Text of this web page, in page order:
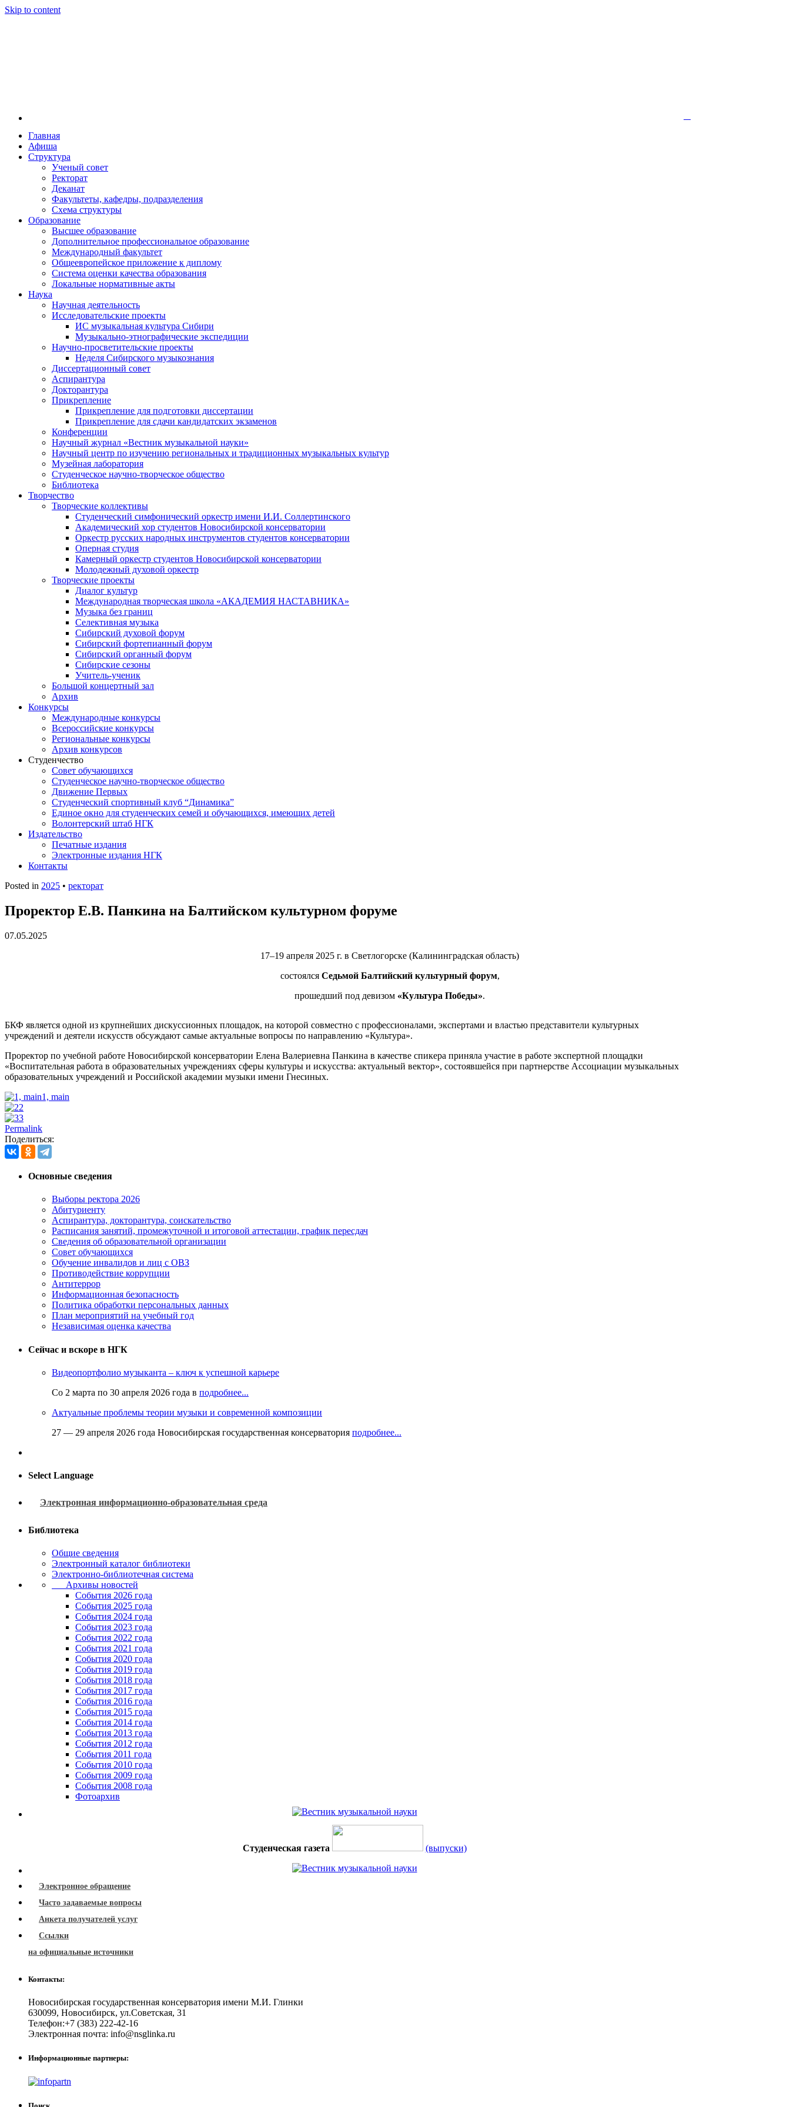
Skip to content
Новосибирская государственная консерватория имени М. И. Глинки
Новосибирская государственная консерватория имени М. И. Глинки — высшее музыкальное учебное заведение в Новосибирске. Основанная в 1956
году распоряжением совмина РСФСР и указом министерства культуры РСФСР, консерватория стала первым музыкальным высшим учебным
заведением в Сибири[2] и до сих пор остаётся единственным за пределами европейской части России[3]. С 1957 года она носит имя Михаила Ивановича
Глинки.
Главная
Афиша
Структура
Ученый совет
Ректорат
Деканат
Факультеты, кафедры, подразделения
Схема структуры
Образование
Высшее образование
Дополнительное профессиональное образование
Международный факультет
Общеевропейское приложение к диплому
Система оценки качества образования
Локальные нормативные акты
Наука
Научная деятельность
Исследовательские проекты
ИС музыкальная культура Сибири
Музыкально-этнографические экспедиции
Научно-просветительские проекты
Неделя Сибирского музыкознания
Диссертационный совет
Аспирантура
Докторантура
Прикрепление
Прикрепление для подготовки диссертации
Прикрепление для сдачи кандидатских экзаменов
Конференции
Научный журнал «Вестник музыкальной науки»
Научный центр по изучению региональных и традиционных музыкальных культур
Музейная лаборатория
Студенческое научно-творческое общество
Библиотека
Творчество
Творческие коллективы
Студенческий симфонический оркестр имени И.И. Соллертинского
Академический хор студентов Новосибирской консерватории
Оркестр русских народных инструментов студентов консерватории
Оперная студия
Камерный оркестр студентов Новосибирской консерватории
Молодежный духовой оркестр
Творческие проекты
Диалог культур
Международная творческая школа «АКАДЕМИЯ НАСТАВНИКА»
Музыка без границ
Селективная музыка
Сибирский духовой форум
Сибирский фортепианный форум
Сибирский органный форум
Сибирские сезоны
Учитель-ученик
Большой концертный зал
Архив
Конкурсы
Международные конкурсы
Всероссийские конкурсы
Региональные конкурсы
Архив конкурсов
Студенчество
Совет обучающихся
Студенческое научно-творческое общество
Движение Первых
Студенческий спортивный клуб “Динамика”
Единое окно для студенческих семей и обучающихся, имеющих детей
Волонтерский штаб НГК
Издательство
Печатные издания
Электронные издания НГК
Контакты
Posted in 2025 • ректорат
Проректор Е.В. Панкина на Балтийском культурном форуме
07.05.2025
17–19 апреля 2025 г. в Светлогорске (Калининградская область)
состоялся Седьмой Балтийский культурный форум,
прошедший под девизом «Культура Победы».
БКФ является одной из крупнейших дискуссионных площадок, на которой совместно с профессионалами, экспертами и властью представители культурных
учреждений и деятели искусств обсуждают самые актуальные вопросы по направлению «Культура».
Проректор по учебной работе Новосибирской консерватории Елена Валериевна Панкина в качестве спикера приняла участие в работе экспертной площадки
«Воспитательная работа в образовательных учреждениях сферы культуры и искусства: актуальный вектор», состоявшейся при партнерстве Ассоциации музыкальных
образовательных учреждений и Российской академии музыки имени Гнесиных.
1, main
2
3
Permalink
Поделиться:
Основные сведения
Выборы ректора 2026
Абитуриенту
Аспирантура, докторантура, соискательство
Расписания занятий, промежуточной и итоговой аттестации, график пересдач
Сведения об образовательной организации
Совет обучающихся
Обучение инвалидов и лиц с ОВЗ
Противодействие коррупции
Антитеррор
Информационная безопасность
Политика обработки персональных данных
План мероприятий на учебный год
Независимая оценка качества
Сейчас и вскоре в НГК
Видеопортфолио музыканта – ключ к успешной карьере
Со 2 марта по 30 апреля 2026 года в подробнее...
Актуальные проблемы теории музыки и современной композиции
27 — 29 апреля 2026 года Новосибирская государственная консерватория подробнее...
Select Language
Электронная информационно-образовательная среда
Библиотека
Общие сведения
Электронный каталог библиотеки
Электронно-библиотечная система
Архивы новостей
Cобытия 2026 года
События 2025 года
События 2024 года
События 2023 года
Cобытия 2022 года
Cобытия 2021 года
События 2020 года
События 2019 года
События 2018 года
События 2017 года
События 2016 года
События 2015 года
События 2014 года
События 2013 года
События 2012 года
События 2011 года
События 2010 года
События 2009 года
События 2008 года
Фотоархив
Студенческая газета (выпуски)
Электронное обращение
Часто задаваемые вопросы
Анкета получателей услуг
Ссылки
на официальные источники
Контакты:
Новосибирская государственная консерватория имени М.И. Глинки
630099, Новосибирск, ул.Советская, 31
Телефон:+7 (383) 222-42-16
Электронная почта: info@nsglinka.ru
Информационные партнеры: